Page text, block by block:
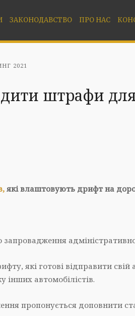
ЗАКОНОДАВСТВО ПРО НАС
2021
штрафи
які влаштовують дрифт на
які готові відправити
автомобілістів.
пропонується доповнити